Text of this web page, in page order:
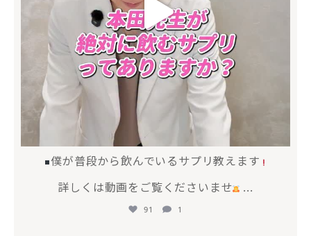
僕が普段から飲んでいるサプリ教えます
詳しくは動画をご覧くださいませ
...
91 1